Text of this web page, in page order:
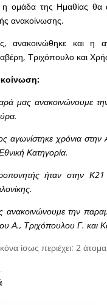
η ομάδα της Ημαθίας θα
ανακοίνωσης.
ανακοινώθηκε και η
Τριχόπουλο και
μας ανακοινώνουμε
αγωνίστηκε χρόνια στην
Κατηγορία.
ήταν στην
ανακοινώνουμε την
Α., Τριχόπουλου Γ. και